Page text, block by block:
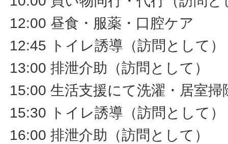
12:00 昼食・服薬・口腔ケア
12:45 トイレ誘導（訪問として）
13:00 排泄介助（訪問として）
15:00 生活支援にて洗濯・居室
15:30 トイレ誘導（訪問として）
16:00 排泄介助（訪問として）